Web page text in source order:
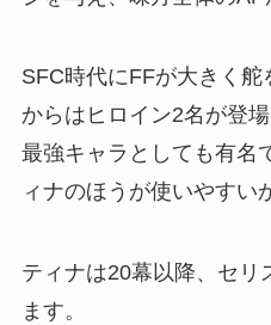
SFC時代にFFが大きく
からはヒロイン2名が登
最強キャラとしても有
ィナのほうが使いやすい
ティナは20幕以降、セリ
ます。